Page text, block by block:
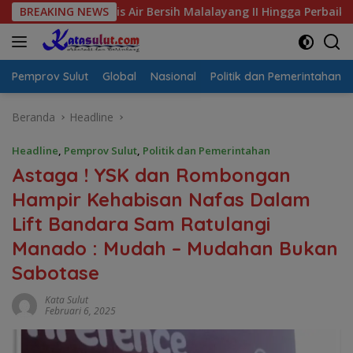
Langsung
ke
konten
BREAKING NEWS
Air Bersih Malalayang II Hingga Perbaikan Infrastruktur
Pemprov Sulut Global Nasional Politik dan Pemerintahan
Beranda Headline
Headline, Pemprov Sulut, Politik dan Pemerintahan
Astaga ! YSK dan Rombongan
Hampir Kehabisan Nafas Dalam
Lift Bandara Sam Ratulangi
Manado : Mudah – Mudahan Bukan
Sabotase
Kata Sulut
Februari 6, 2025